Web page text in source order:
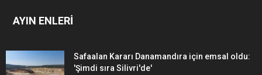
AYIN ENLERİ
Safaalan Kararı Danamandıra için emsal oldu:
'Şimdi sıra Silivri'de'